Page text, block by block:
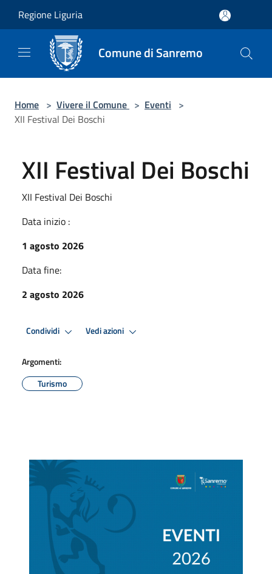
Regione Liguria
Comune di Sanremo
Home > Vivere il Comune > Eventi >
XII Festival Dei Boschi
XII Festival Dei Boschi
XII Festival Dei Boschi
Data inizio :
1 agosto 2026
Data fine:
2 agosto 2026
Condividi Vedi azioni
Argomenti:
Turismo